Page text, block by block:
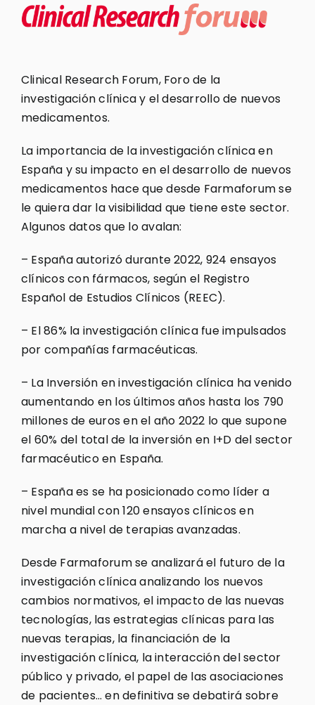
Clinical Research Forum, Foro de la
investigación clínica y el desarrollo de nuevos
medicamentos.
La importancia de la investigación clínica en
España y su impacto en el desarrollo de nuevos
medicamentos hace que desde Farmaforum se
le quiera dar la visibilidad que tiene este sector.
Algunos datos que lo avalan:
– España autorizó durante 2022, 924 ensayos
clínicos con fármacos, según el Registro
Español de Estudios Clínicos (REEC).
– El 86% la investigación clínica fue impulsados
por compañías farmacéuticas.
– La Inversión en investigación clínica ha venido
aumentando en los últimos años hasta los 790
millones de euros en el año 2022 lo que supone
el 60% del total de la inversión en I+D del sector
farmacéutico en España.
– España es se ha posicionado como líder a
nivel mundial con 120 ensayos clínicos en
marcha a nivel de terapias avanzadas.
Desde Farmaforum se analizará el futuro de la
investigación clínica analizando los nuevos
cambios normativos, el impacto de las nuevas
tecnologías, las estrategias clínicas para las
nuevas terapias, la financiación de la
investigación clínica, la interacción del sector
público y privado, el papel de las asociaciones
de pacientes… en definitiva se debatirá sobre